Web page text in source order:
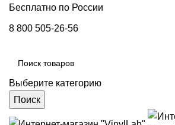
Бесплатно по России
8 800 505-26-56
Выберите категорию
Поиск